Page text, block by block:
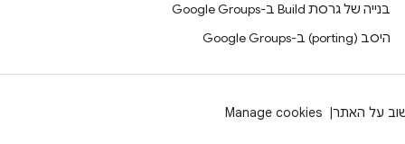
בנייה של גרסת Build ב-Google Groups
היסב (porting) ב-Google Groups
על האתר Manage cookies